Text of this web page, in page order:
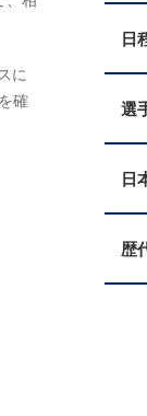
に
確
日
選
日
歴